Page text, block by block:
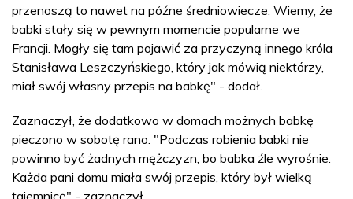
przenoszą to nawet na późne średniowiecze. Wiemy, że
babki stały się w pewnym momencie popularne we
Francji. Mogły się tam pojawić za przyczyną innego króla
Stanisława Leszczyńskiego, który jak mówią niektórzy,
miał swój własny przepis na babkę" - dodał.
Zaznaczył, że dodatkowo w domach możnych babkę
pieczono w sobotę rano. "Podczas robienia babki nie
powinno być żadnych mężczyzn, bo babka źle wyrośnie.
Każda pani domu miała swój przepis, który był wielką
tajemnicę" - zaznaczył.